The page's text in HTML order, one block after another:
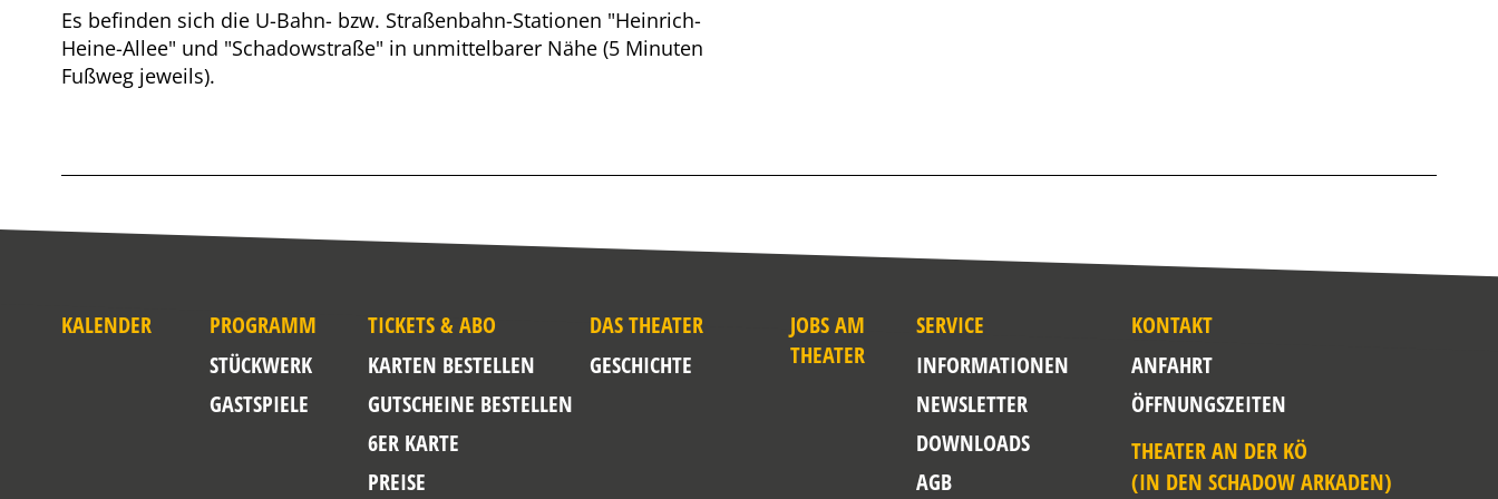
Es befinden sich die U-Bahn- bzw. Straßenbahn-Stationen "Heinrich-
Heine-Allee" und "Schadowstraße" in unmittelbarer Nähe (5 Minuten
Fußweg jeweils).
KALENDER
PROGRAMM
STÜCKWERK
GASTSPIELE
TICKETS & ABO
KARTEN BESTELLEN
GUTSCHEINE BESTELLEN
6ER KARTE
PREISE
DAS THEATER
GESCHICHTE
JOBS AM
THEATER
SERVICE
INFORMATIONEN
NEWSLETTER
DOWNLOADS
AGB
KONTAKT
ANFAHRT
ÖFFNUNGSZEITEN
THEATER AN DER KÖ
(IN DEN SCHADOW ARKADEN)